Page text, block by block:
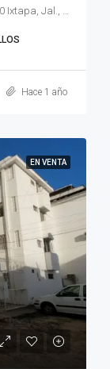
C. Agustín Pérez Gómez 229, Col. Nuevo, 48280 Ixtapa, Jal., México
Hace 1 año
EN VENTA